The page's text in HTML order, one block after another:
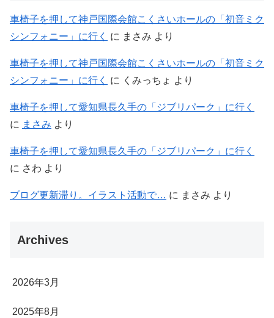
車椅子を押して神戸国際会館こくさいホールの「初音ミク
シンフォニー」に行く
に まさみ より
車椅子を押して神戸国際会館こくさいホールの「初音ミク
シンフォニー」に行く
に くみっちょ より
車椅子を押して愛知県長久手の「ジブリパーク」に行く
に まさみ より
車椅子を押して愛知県長久手の「ジブリパーク」に行く
に さわ より
ブログ更新滞り。イラスト活動で… に まさみ より
Archives
2026年3月
2025年8月